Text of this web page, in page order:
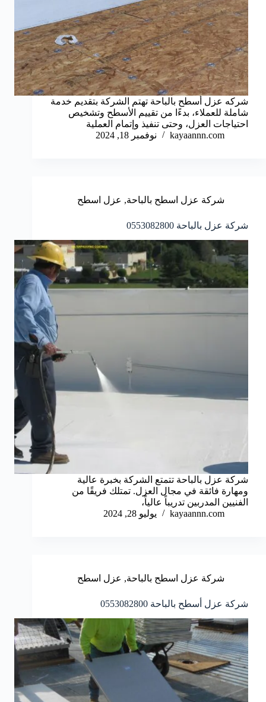
شركه عزل أسطح بالباحة تهتم الشركة بتقديم خدمة
شاملة للعملاء، بدءًا من تقييم الأسطح وتشخيص
احتياجات العزل، وحتى تنفيذ وإتمام العملية
kayaannn.com
نوفمبر 18, 2024
شركة عزل اسطح بالباحة, عزل اسطح
شركة عزل بالباحة 0553082800
شركة عزل بالباحة تتمتع الشركة بخبرة عالية
ومهارة فائقة في مجال العزل. تمتلك فريقًا من
الفنيين المدربين تدريباً عالياً،
kayaannn.com
يوليو 28, 2024
شركة عزل اسطح بالباحة, عزل اسطح
شركة عزل أسطح بالباحة 0553082800